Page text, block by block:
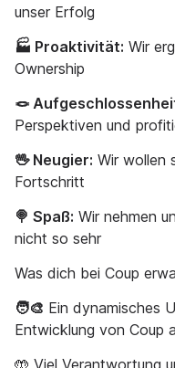
unser Erfolg
🏭 Proaktivität: Wir
Ownership
🪢
Perspektiven und
🖖 Neugier: Wir wollen
Fortschritt
🍭 Spaß: Wir nehmen
nicht so sehr
Was dich bei Coup
🧑‍🎨 Ein dynamisches
Entwicklung von Coup
🤲 Viel Verantwortung